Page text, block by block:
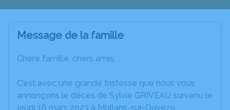
Message de la famille
Chère famille, chers amis,
C’est avec une grande tristesse que nous vous
annonçons le décès de Sylvie GRIVEAU survenu le
jeudi 16 mars 2023 à Mollans-sur-Ouvèze.